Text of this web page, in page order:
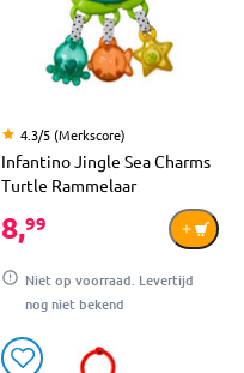
4.3/5 (Merkscore)
Infantino Jingle Sea Charms
Turtle Rammelaar
8,99
Niet op voorraad. Levertijd
nog niet bekend